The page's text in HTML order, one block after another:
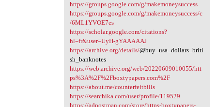
https://groups.google.com/g/makemoneysuccess
https://groups.google.com/g/makemoneysuccess/c
/6ML1YVOE7es
https://scholar.google.com/citations?
hl=fr&user=UyH-gYAAAAAJ
https://archive.org/details/@buy_usa_dollars_briti
sh_banknotes
https://web.archive.org/web/20220609010055/htt
ps%3A%2F%2Fboxtypapers.com%2F
https://about.me/counterfeitbills
https://searchika.com/user/profile/119529
https://adpostman.com/store/https-boxtypapers-